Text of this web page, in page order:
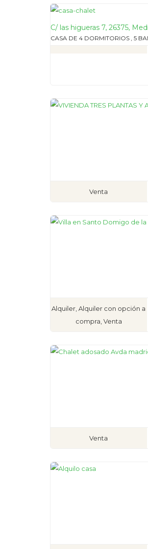
C/ las higueras 7, 26375,
CASA DE 4 DORMITORIOS , 5
Venta
Alquiler, Alquiler con opción a
compra, Venta
Venta